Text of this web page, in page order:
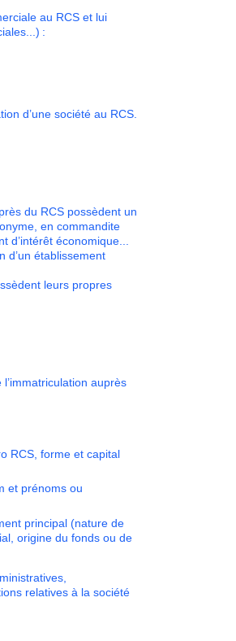
au RCS et lui
:
d’une société au RCS.
du RCS possèdent un
en commandite
économique...
d’un établissement
leurs propres
auprès
RCS, forme et capital
et prénoms ou
principal (nature de
origine du fonds ou de
relatives à la société